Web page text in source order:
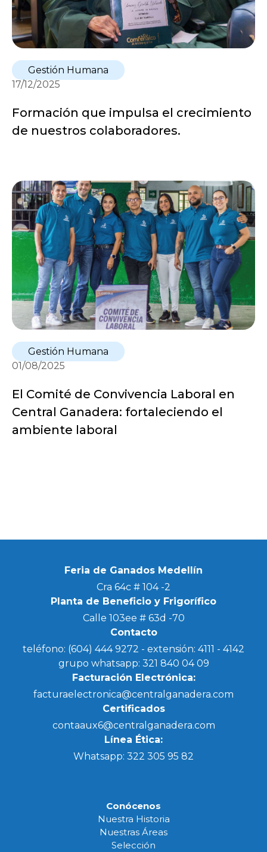
Gestión Humana
17/12/2025
Formación que impulsa el crecimiento
de nuestros colaboradores.
Gestión Humana
01/08/2025
El Comité de Convivencia Laboral en
Central Ganadera: fortaleciendo el
ambiente laboral
Feria de Ganados Medellín
Cra 64c # 104 -2
Planta de Beneficio y Frigorífico
Calle 103ee # 63d -70
Contacto
teléfono: (604) 444 9272 - extensión: 4111 - 4142
grupo whatsapp: 321 840 04 09
Facturación Electrónica:
facturaelectronica@centralganadera.com
Certificados
contaaux6@centralganadera.com
Línea Ética:
Whatsapp: 322 305 95 82
Conócenos
Nuestra Historia
Nuestras Áreas
Selección